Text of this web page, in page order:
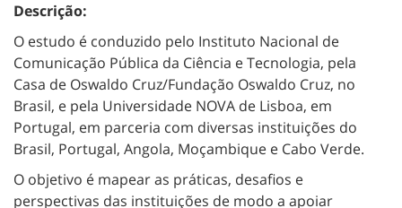
Descrição:
O estudo é conduzido pelo Instituto Nacional de
Comunicação Pública da Ciência e Tecnologia, pela
Casa de Oswaldo Cruz/Fundação Oswaldo Cruz, no
Brasil, e pela Universidade NOVA de Lisboa, em
Portugal, em parceria com diversas instituições do
Brasil, Portugal, Angola, Moçambique e Cabo Verde.
O objetivo é mapearas práticas, desafios e
perspectivas das instituições de modo a apoiar